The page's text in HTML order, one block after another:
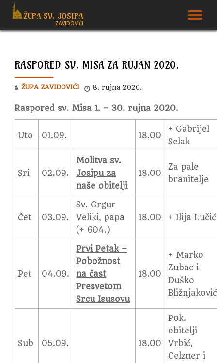
to
ŽUPA SV. JOSIPA
ZAVIDOVIĆI
RASPORED SV. MISA ZA RUJAN 2020.
ŽUPA ZAVIDOVIĆI 8. rujna 2020.
Raspored sv. Misa 1. – 30. rujna 2020.
Uto 01.09. 18.00
+ Gabrijel
Selak
Sri 02.09.
Molitva sv.
Josipu za
naše obitelji
18.00
Za pale
branitelje
Čet 03.09.
Sv. Grgur
Veliki, papa
(+ 604.)
18.00 + Ilija Lučić
Pet 04.09.
Prvi Petak –
Pobožnost
na čast
Presvetom
Srcu Isusovu
18.00
+ Marko
Zubac i
Duško
Bližnjaković
Sub 05.09. 18.00
Pok.
obitelji
Vrbić,
Celzner i